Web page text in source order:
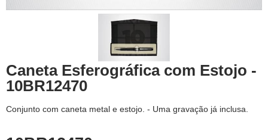
Caneta Esferográfica com Estojo -
10BR12470
Conjunto com caneta metal e estojo. - Uma gravação já inclusa.